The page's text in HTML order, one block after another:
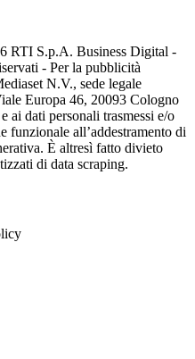
RTI S.p.A. Business Digital -
- Per la pubblicità
N.V., sede legale
Europa 46, 20093 Cologno
ai dati personali trasmessi e/o
funzionale all’addestramento di
È altresì fatto divieto
di data scraping.